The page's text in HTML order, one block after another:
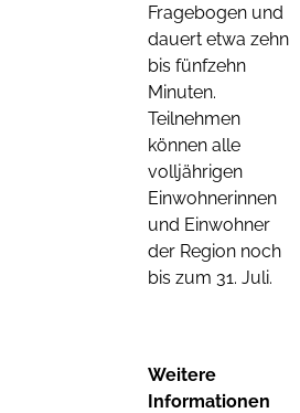
Fragebogen und
dauert etwa zehn
bis fünfzehn
Minuten.
Teilnehmen
können alle
volljährigen
Einwohnerinnen
und Einwohner
der Region noch
bis zum 31. Juli.
Weitere
Informationen